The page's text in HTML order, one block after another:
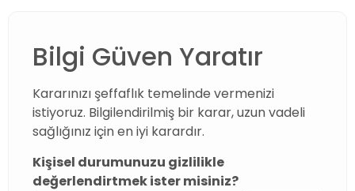
Bilgi Güven Yaratır
Kararınızı şeffaflık temelinde vermenizi
istiyoruz. Bilgilendirilmiş bir karar, uzun vadeli
sağlığınız için en iyi karardır.
Kişisel durumunuzu gizlilikle
değerlendirtmek ister misiniz?